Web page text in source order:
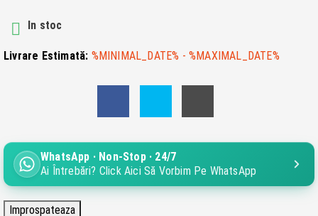
 In stoc
Livrare Estimată: %MINIMAL_DATE% - %MAXIMAL_DATE%
WhatsApp · Non-Stop · 24/7
Ai Întrebări? Click Aici Să Vorbim Pe WhatsApp